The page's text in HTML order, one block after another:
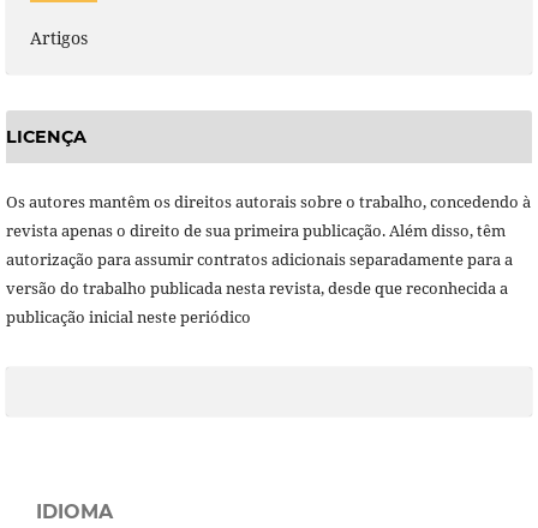
Artigos
LICENÇA
Os autores mantêm os direitos autorais sobre o trabalho, concedendo à
revista apenas o direito de sua primeira publicação. Além disso, têm
autorização para assumir contratos adicionais separadamente para a
versão do trabalho publicada nesta revista, desde que reconhecida a
publicação inicial neste periódico
IDIOMA